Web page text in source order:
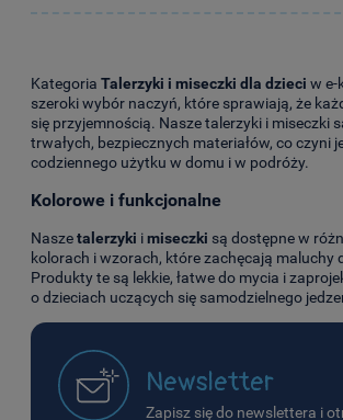
Kategoria Talerzyki i miseczki dla dzieci w e-
szeroki wybór naczyń, które sprawiają, że
się przyjemnością. Nasze talerzyki i miseczki
trwałych, bezpiecznych materiałów, co czyni
codziennego użytku w domu i w podróży.
Kolorowe i funkcjonalne
Naszetalerzyki imiseczki są dostępne w
kolorach i wzorach, które zachęcają maluchy
Produkty te są lekkie, łatwe do mycia i
o dzieciach uczących się samodzielnego
Newsletter
Zapisz się do newslettera i